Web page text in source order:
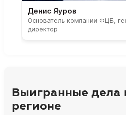
Денис Яуров
Основатель компании ФЦБ,
директор
Выигранные дела
регионе